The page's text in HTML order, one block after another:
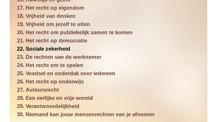
17. Het recht op eigendom
18. Vrijheid van denken
19. Vrijheid om jezelf te uiten
20. Het recht om publiekelijk samen te komen
21. Het recht op democratie
22. Sociale zekerheid
23. De rechten van de werknemer
24. Het recht om te spelen
25. Voedsel en onderdak voor iedereen
26. Het recht op onderwijs
27. Auteursrecht
28. Een eerlijke en vrije wereld
29. Verantwoordelijkheid
30. Niemand kan jouw mensenrechten van je afnemen